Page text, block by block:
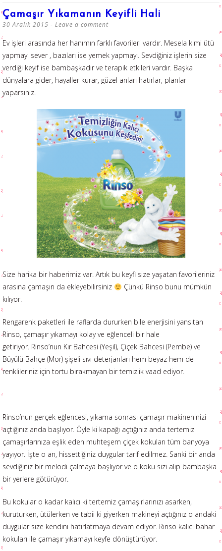
Çamaşır Yıkamanın Keyifli Hali
30 Aralık 2015 Leave a comment
Ev işleri arasında her hanımın farklı favorileri vardır. Mesela kimi ütü
yapmayı sever , bazıları ise yemek yapmayı. Sevdiğiniz işlerin size
verdiği keyif ise bambaşkadır ve terapik etkileri vardır. Başka
dünyalara gider, hayaller kurar, güzel anları hatırlar, planlar
yaparsınız.
Size harika bir haberimiz var. Artık bu keyfi size yaşatan favorileriniz
arasına çamaşırı da ekleyebilirsiniz
Çünkü Rinso bunu mümkün
kılıyor.
Rengarenk paketleri ile raflarda dururken bile enerjisini yansıtan
Rinso, çamaşır yıkamayı kolay ve eğlenceli bir hale
getiriyor. Rinso’nun Kır Bahcesi (Yeşil), Çiçek Bahcesi (Pembe) ve
Büyülü Bahçe (Mor) şişeli sıvı deterjanları hem beyaz hem de
renklileriniz için tortu bırakmayan bir temizlik vaad ediyor.
Rinso’nun gerçek eğlencesi, yıkama sonrası çamaşır makineninizi
açtığınız anda başlıyor. Öyle ki kapağı açtığınız anda tertemiz
çamaşırlarınıza eşlik eden muhteşem çiçek kokuları tüm banyoya
yayıyor. İşte o an, hissettiğiniz duygular tarif edilmez. Sanki bir anda
sevdiğiniz bir melodi çalmaya başlıyor ve o koku sizi alıp bambaşka
bir yerlere götürüyor.
Bu kokular o kadar kalıcı ki tertemiz çamaşırlarınızı asarken,
kuruturken, ütülerken ve tabii ki giyerken makineyi açtığınız o andaki
duygular size kendini hatırlatmaya devam ediyor. Rinso kalıcı bahar
kokuları ile çamaşır yıkamayı keyfe dönüştürüyor.